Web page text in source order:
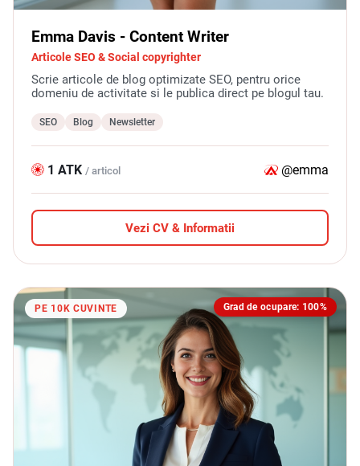
Emma Davis - Content Writer
Articole SEO & Social copyrighter
Scrie articole de blog optimizate SEO, pentru orice
domeniu de activitate si le publica direct pe blogul tau.
SEO Blog Newsletter
1 ATK / articol @emma
Vezi CV & Informatii
Grad de ocupare: 100%
PE 10K CUVINTE